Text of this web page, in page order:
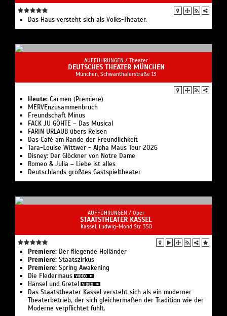
Das Haus versteht sich als Volks-Theater.
AUFFÜHRUNGEN / Theater
DEUTSCHES THEATER MÜNCHEN
München, Schwanthalerstraße 13
Heute: Carmen (Premiere)
MERVEnzusammenbruch
Freundschaft Minus
FACK JU GÖHTE – Das Musical
FARIN URLAUB übers Reisen
Das Café am Rande der Freundlichkeit
Tara-Louise Wittwer - Alpha Maus Tour 2026
Disney: Der Glöckner von Notre Dame
Romeo & Julia – Liebe ist alles
Deutschlands größtes Gastspieltheater
AUFFÜHRUNGEN / Oper
STAATSTHEATER KASSEL
Kassel, Ludwig-Mond Str. 35D
Premiere: Der fliegende Holländer
Premiere: Staatszirkus
Premiere: Spring Awakening
Die Fledermaus
Hänsel und Gretel
Das Staatstheater Kassel versteht sich als ein moderner
Theaterbetrieb, der sich gleichermaßen der Tradition wie der
Moderne verpflichtet fühlt.